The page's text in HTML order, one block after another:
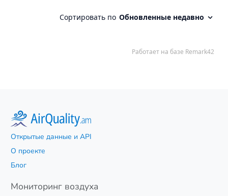
Открытые данные и API
О проекте
Блог
Мониторинг воздуха